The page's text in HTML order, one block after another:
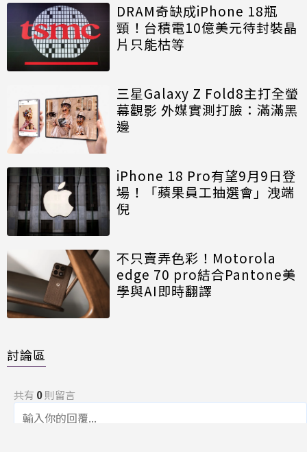
DRAM奇缺成iPhone 18瓶
頸！台積電10億美元待封裝晶
片只能枯等
三星Galaxy Z Fold8主打全螢
幕觀影 外媒實測打臉：滿滿黑
邊
iPhone 18 Pro有望9月9日登
場！「蘋果員工抽選會」洩端
倪
不只賣弄色彩！Motorola
edge 70 pro結合Pantone美
學與AI即時翻譯
討論區
共有 0則留言